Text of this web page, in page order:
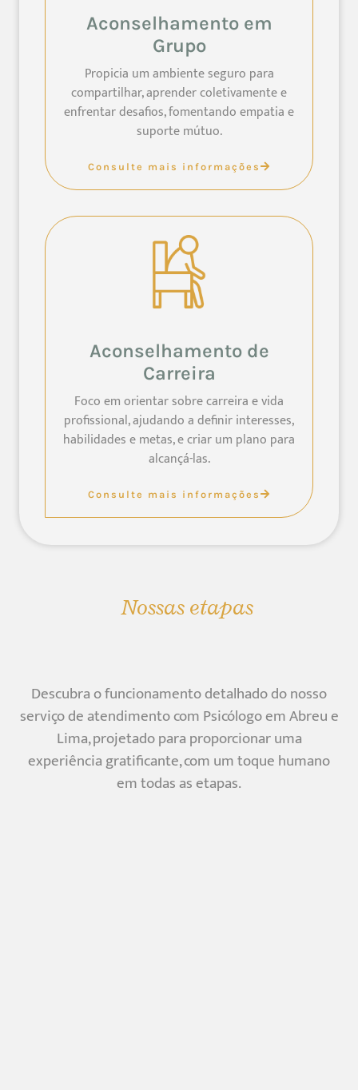
Aconselhamento em
Grupo
Propicia um ambiente seguro para
compartilhar, aprender coletivamente e
enfrentar desafios, fomentando empatia e
suporte mútuo.
Consulte mais informações
Aconselhamento de
Carreira
Foco em orientar sobre carreira e vida
profissional, ajudando a definir interesses,
habilidades e metas, e criar um plano para
alcançá-las.
Consulte mais informações
Nossas etapas
Descubra o funcionamento detalhado do nosso
serviço de atendimento com Psicólogo em Abreu e
Lima, projetado para proporcionar uma
experiência gratificante, com um toque humano
em todas as etapas.